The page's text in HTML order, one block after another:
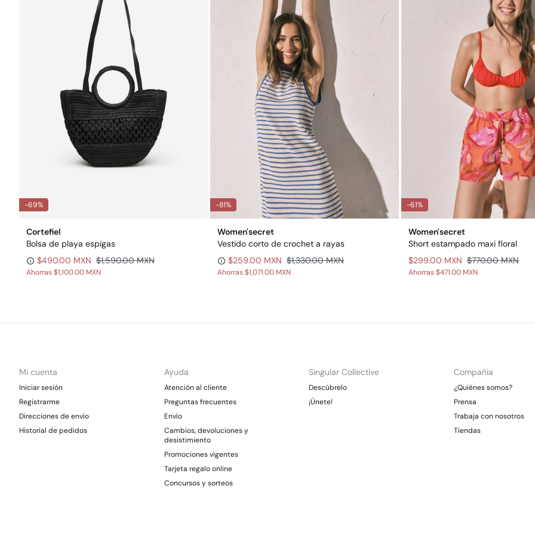
-69%
Cortefiel
Bolsa de playa espigas
$490.00 MXN $1,590.00 MXN
Ahorras$1,100.00 MXN
-81%
Women'secret
Vestido corto de crochet a rayas
$259.00 MXN $1,330.00 MXN
Ahorras$1,071.00 MXN
-61%
Women'secret
Short estampado maxi floral
$299.00 MXN $770.00 MXN
Ahorras$471.00 MXN
Mi cuenta
Iniciar sesión
Registrarme
Direcciones de envío
Historial de pedidos
Ayuda
Atención al cliente
Preguntas frecuentes
Envío
Cambios, devoluciones y
desistimiento
Promociones vigentes
Tarjeta regalo online
Concursos y sorteos
Singular Collective
Descúbrelo
¡Únete!
Compañia
¿Quiénes somos?
Prensa
Trabaja con nosotros
Tiendas